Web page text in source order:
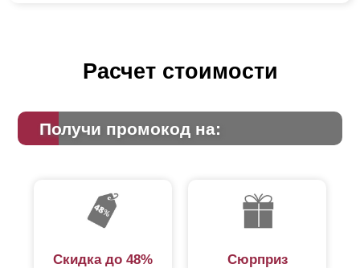
Расчет стоимости
Получи промокод на:
Скидка до 48% Сюрприз